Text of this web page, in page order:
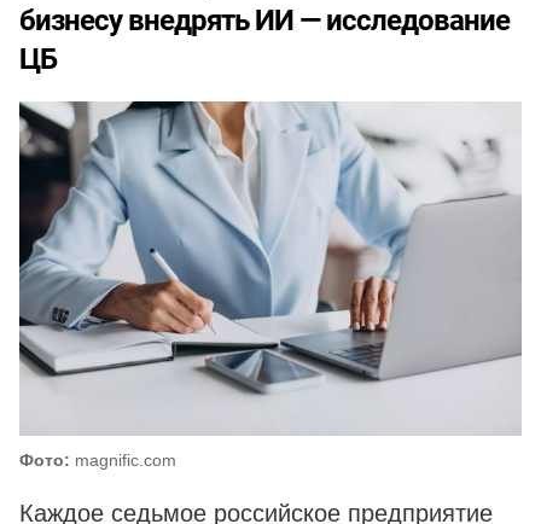
бизнесу внедрять ИИ — исследование
ЦБ
Фото: magnific.com
Каждое седьмое российское предприятие